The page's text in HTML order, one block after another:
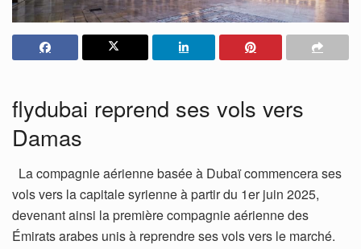
flydubai reprend ses vols vers
Damas
La compagnie aérienne basée à Dubaï commencera ses
vols vers la capitale syrienne à partir du 1er juin 2025,
devenant ainsi la première compagnie aérienne des
Émirats arabes unis à reprendre ses vols vers le marché.